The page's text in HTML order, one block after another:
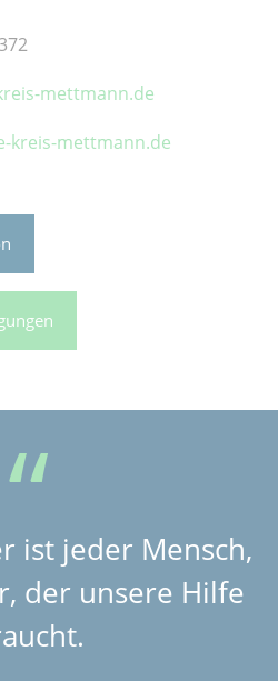
mettmann.de
kreis-mettmann.de
ist jeder Mensch,
der unsere Hilfe